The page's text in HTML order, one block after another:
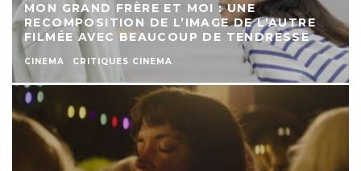
MON GRAND FRÈRE ET MOI : UNE
RECOMPOSITION DE L’IMAGE DE L’AUTRE
FILMÉE AVEC BEAUCOUP DE TENDRESSE
CINEMA CRITIQUES CINEMA